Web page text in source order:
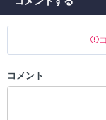
以下の書き込みを禁
コメント